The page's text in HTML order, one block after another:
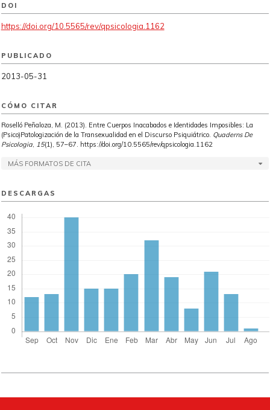
DOI
https://doi.org/10.5565/rev/qpsicologia.1162
PUBLICADO
2013-05-31
CÓMO CITAR
Roselló Peñaloza, M. (2013). Entre Cuerpos Inacabados e Identidades Imposibles: La
(Psico)Patologización de la Transexualidad en el Discurso Psiquiátrico. Quaderns De
Psicologia, 15(1), 57–67. https://doi.org/10.5565/rev/qpsicologia.1162
MÁS FORMATOS DE CITA
DESCARGAS